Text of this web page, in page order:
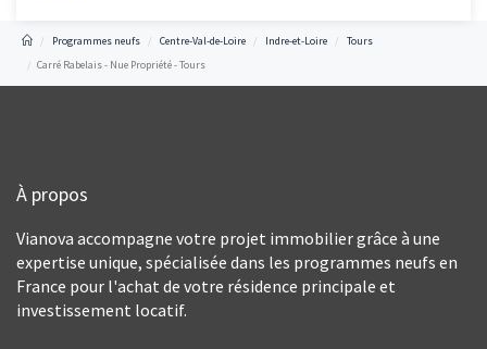
Programmes neufs Centre-Val-de-Loire Indre-et-Loire
Tours
Carré Rabelais - Nue Propriété - Tours
À propos
Vianova accompagne votre projet immobilier grâce à une
expertise unique, spécialisée dans les programmes neufs en
France pour l'achat de votre résidence principale et
investissement locatif.